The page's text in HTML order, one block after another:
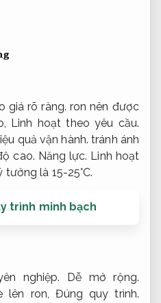
giá rõ ràng. ron nên được
Linh hoạt theo yêu cầu.
quả vận hành. tránh ánh
cao. Năng lực. Linh hoạt
tưởng là 15-25°C.
trình minh bạch
nghiệp.
Dễ mở rộng.
lên ron, Đúng quy trình.